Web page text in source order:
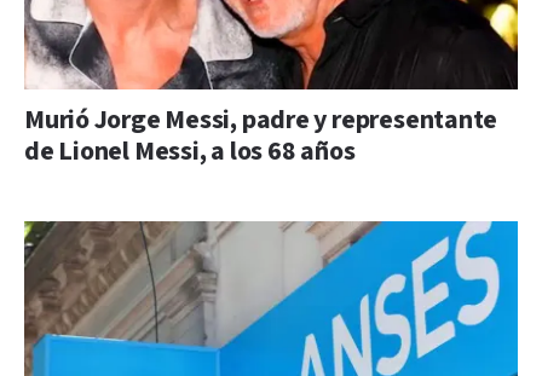
Murió Jorge Messi, padre y representante
de Lionel Messi, a los 68 años